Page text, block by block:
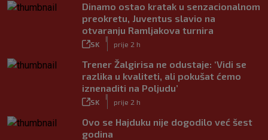
Dinamo ostao kratak u senzacionalnom
preokretu, Juventus slavio na
otvaranju Ramljakova turnira
SK prije 2 h
Trener Žalgirisa ne odustaje: ‘Vidi se
razlika u kvaliteti, ali pokušat ćemo
iznenaditi na Poljudu’
SK prije 2 h
Ovo se Hajduku nije dogodilo već šest
godina